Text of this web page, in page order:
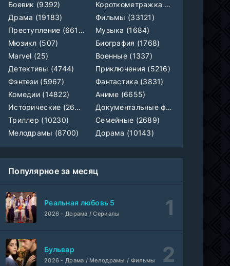
1-3 сезон
ColdFilm
Отверженная святая и её гастрономическое путешествие в другом мире
1 сезон
1-5 серия
Монстрик Карамелька
1 сезон
1-6 серия
Манипулятор, SubVost, AnimeVost, FumoDub
Игра лжецов
1 сезон мультфильм
1-18 серия
Боевик (9392)
Короткометражка (700)
Драма (19183)
Фильмы (33121)
Преступление (6610)
Музыка (1684)
Мюзикл (507)
Биография (1768)
Marvel (25)
Военные (1337)
Детективы (4744)
Приключения (5216)
Фэнтези (5967)
Фантастика (3831)
Комедии (14822)
Аниме (6655)
Исторические (2658)
Документальные фильмы (1923)
Триллер (10230)
Семейные (2689)
Мелодрамы (8700)
Дорама (10143)
Популярное за месяц
Реальная любовь 5
2026 - Дорама / Сериалы
Бульвар
2026 - Драма / Мелодрамы / Фильмы